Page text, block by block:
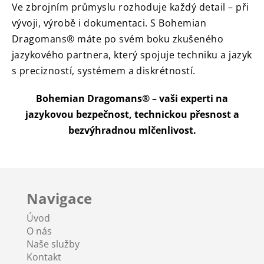
Ve zbrojním průmyslu rozhoduje každý detail – při
vývoji, výrobě i dokumentaci. S Bohemian
Dragomans® máte po svém boku zkušeného
jazykového partnera, který spojuje techniku a jazyk
s precizností, systémem a diskrétností.
Bohemian Dragomans® – vaši experti na
jazykovou bezpečnost, technickou přesnost a
bezvýhradnou mlčenlivost.
Navigace
Úvod
O nás
Naše služby
Kontakt